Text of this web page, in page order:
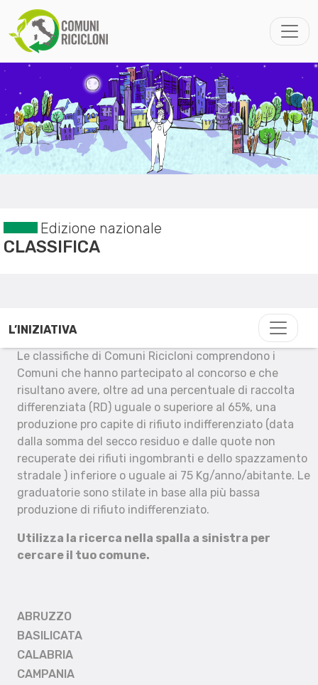
Edizione nazionale
CLASSIFICA
L’INIZIATIVA
Le classifiche di Comuni Ricicloni comprendono i
Comuni che hanno partecipato al concorso e che
risultano avere, oltre ad una percentuale di raccolta
differenziata (RD) uguale o superiore al 65%, una
produzione pro capite di rifiuto indifferenziato (data
dalla somma del secco residuo e dalle quote non
recuperate dei rifiuti ingombranti e dello spazzamento
stradale ) inferiore o uguale ai 75 Kg/anno/abitante. Le
graduatorie sono stilate in base alla più bassa
produzione di rifiuto indifferenziato.
Utilizza la ricerca nella spalla a sinistra per
cercare il tuo comune.
ABRUZZO
BASILICATA
CALABRIA
CAMPANIA